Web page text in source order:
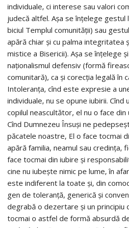
individuale, ci interese sau valori
judecă altfel. Aşa se înţelege gestul
biciul Templul comunităţii) sau
apără chiar şi cu palma integritatea
mistice a Bisericii). Aşa se înţelege
naţionalismul defensiv (formă
comunitară), ca şi corecţia legală în
Intoleranţa, cînd este expresie a
individuale, nu se opune iubirii.
copilul neascultător, el nu o face din
Cînd Dumnezeu Însuşi ne
păcatele noastre, El o face tocmai
apără familia, neamul sau credinţa,
face tocmai din iubire şi
cine nu iubeşte nimic pe lume, în
este indiferent la toate şi, din
gen de toleranţă, generică şi
degrabă o dezertare şi un principiu
tocmai o astfel de formă absurdă